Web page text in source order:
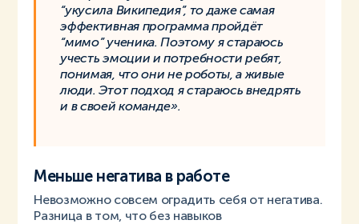
“укусила Википедия”, то даже самая
эффективная программа пройдёт
“мимо” ученика. Поэтому я стараюсь
учесть эмоции и потребности ребят,
понимая, что они не роботы, а живые
люди. Этот подход я стараюсь внедрять
и в своей команде».
Меньше негатива в работе
Невозможно совсем оградить себя от негатива.
Разница в том, что без навыков